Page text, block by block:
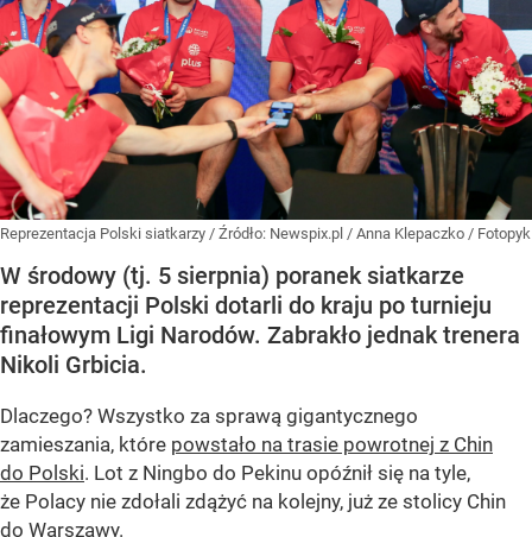
Reprezentacja Polski siatkarzy / Źródło: Newspix.pl / Anna Klepaczko / Fotopyk
W środowy (tj. 5 sierpnia) poranek siatkarze
reprezentacji Polski dotarli do kraju po turnieju
finałowym Ligi Narodów. Zabrakło jednak trenera
Nikoli Grbicia.
Dlaczego? Wszystko za sprawą gigantycznego
zamieszania, które powstało na trasie powrotnej z Chin
do Polski. Lot z Ningbo do Pekinu opóźnił się na tyle,
że Polacy nie zdołali zdążyć na kolejny, już ze stolicy Chin
do Warszawy.